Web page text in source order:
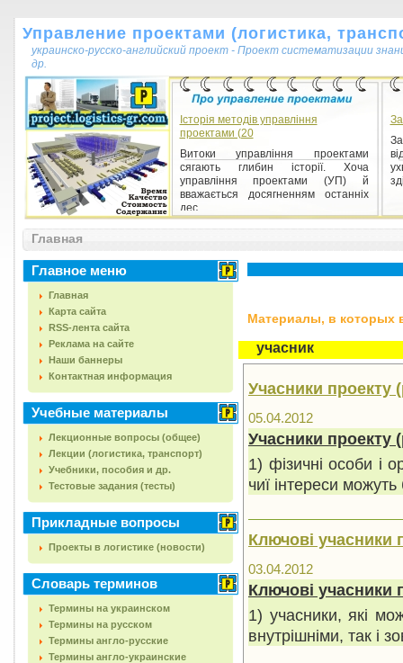
Управление проектами (логистика,
украинско-русско-английский проект - Проект систематизации
др.
Історія методів управління
проектами (20
Витоки управління проектами
сягають глибин історії. Хоча
управління проектами (УП) й
вважається досягненням останніх
дес...
Главная
Главное меню
Главная
Карта сайта
RSS-лента сайта
Реклама на сайте
Наши баннеры
Контактная информация
Учебные материалы
Лекционные вопросы (общее)
Лекции (логистика, транспорт)
Учебники, пособия и др.
Тестовые задания (тесты)
Прикладные вопросы
Проекты в логистике (новости)
Словарь терминов
Термины на украинском
Термины на русском
Термины англо-русские
Термины англо-украинские
Материалы, в которых
учасник
Учасники проекту
05.04.2012
Учасники проекту (
1) фізичні особи і
чиї інтереси можуть
Ключові учасники
03.04.2012
Ключові учасники
1) учасники, які
внутрішніми, так і